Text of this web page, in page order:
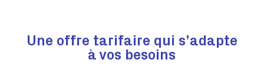
Une offre tarifaire qui s’adapte
à vos besoins